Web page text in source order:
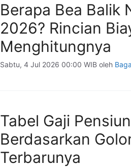
Berapa Bea Balik
2026? Rincian
Menghitungnya
Sabtu, 4 Jul 2026 00:00 WIB oleh
Tabel Gaji
Berdasarkan
Terbarunya